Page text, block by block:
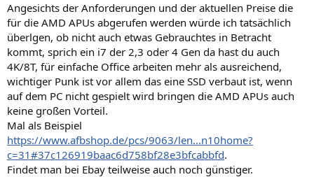
:
Angesichts der Anforderungen und der aktuellen Preise die
für die AMD APUs abgerufen werden würde ich tatsächlich
überlgen, ob nicht auch etwas Gebrauchtes in Betracht
kommt, sprich ein i7 der 2,3 oder 4 Gen da hast du auch
4K/8T, für einfache Office arbeiten mehr als ausreichend,
wichtiger Punk ist vor allem das eine SSD verbaut ist, wenn
auf dem PC nicht gespielt wird bringen die AMD APUs auch
keine großen Vorteil.
Mal als Beispiel
https://www.afbshop.de/pcs/9063/len...n10home?
c=31#37c126919baac6d758bf28e3bfcabbfd.
Findet man bei Ebay teilweise auch noch günstiger.